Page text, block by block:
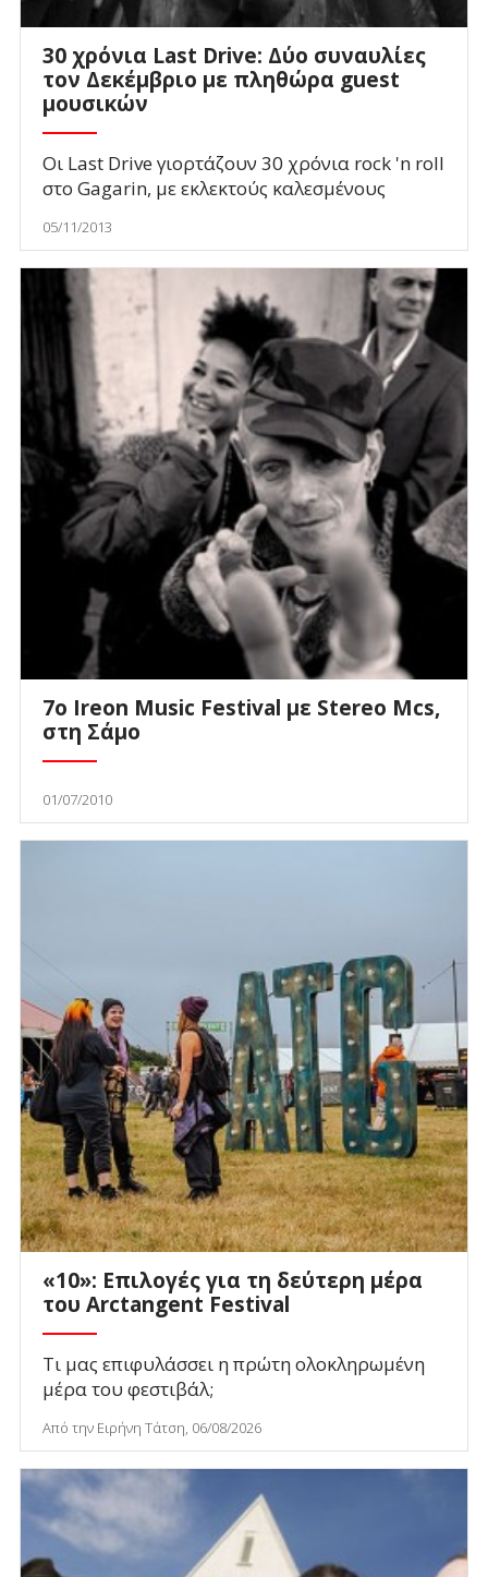
30 χρόνια Last Drive: Δύο συναυλίες
τον Δεκέμβριο με πληθώρα guest
μουσικών
Οι Last Drive γιορτάζουν 30 χρόνια rock 'n roll
στο Gagarin, με εκλεκτούς καλεσμένους
05/11/2013
7ο Ireon Music Festival με Stereo Mcs,
στη Σάμο
01/07/2010
«10»: Επιλογές για τη δεύτερη μέρα
του Arctangent Festival
Τι μας επιφυλάσσει η πρώτη ολοκληρωμένη
μέρα του φεστιβάλ;
Από την Ειρήνη Τάτση, 06/08/2026